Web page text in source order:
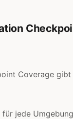
Coverage gibt
jede